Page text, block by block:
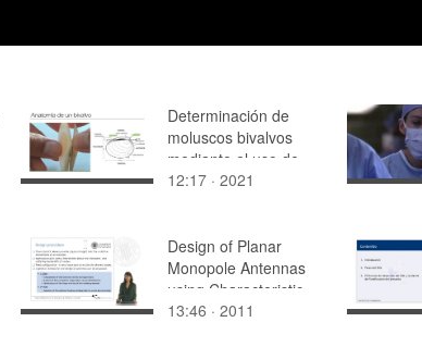
Determinación de
moluscos bivalvos
mediante el uso de
clave dicotómica
12:17 · 2021
Design of Planar
Monopole Antennas
using Characteristic
Modes
13:46 · 2011